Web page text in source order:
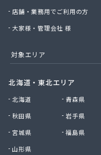
本久石油株式会社 市
有限会社エネ・サイト
有限会社キタジマ
有限会社スミシン
有限会社横嶋商店
有限会社丸共農薬プ
有限会社丸山
有限会社丸二商会
有限会社宮下商店
店舗・業務用でご利用の方
大家様・管理会社 様
対象エリア
北海道・東北エリア
北海道
青森県
秋田県
岩手県
宮城県
福島県
山形県